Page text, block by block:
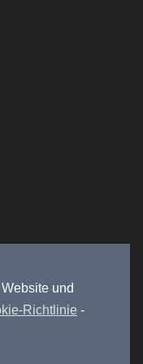
und
Richtlinie -